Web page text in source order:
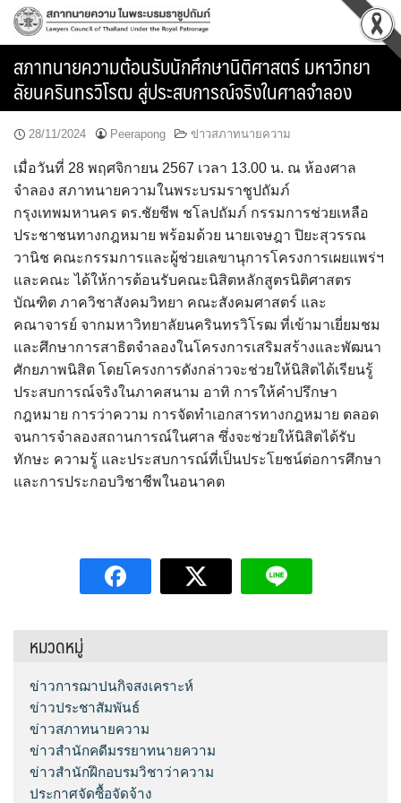
Skip
สภาทนายความต้อนรับนักศึกษานิติศาสตร์ มหาวิทยา
ลัยนครินทรวิโรฒ สู่ประสบการณ์จริงในศาลจำลอง
28/11/2024 Peerapong ข่าวสภาทนายความ
เมื่อวันที่ 28 พฤศจิกายน 2567 เวลา 13.00 น. ณ ห้องศาล
จำลอง สภาทนายความในพระบรมราชูปถัมภ์
กรุงเทพมหานคร ดร.ชัยชีพ ชโลปถัมภ์ กรรมการช่วยเหลือ
ประชาชนทางกฎหมาย พร้อมด้วย นายเจษฎา ปิยะสุวรรณ
วานิช คณะกรรมการและผู้ช่วยเลขานุการโครงการเผยแพร่ฯ
และคณะ ได้ให้การต้อนรับคณะนิสิตหลักสูตรนิติศาสตร
บัณฑิต ภาควิชาสังคมวิทยา คณะสังคมศาสตร์ และ
คณาจารย์ จากมหาวิทยาลัยนครินทรวิโรฒ ที่เข้ามาเยี่ยมชม
และศึกษาการสาธิตจำลองในโครงการเสริมสร้างและพัฒนา
ศักยภาพนิสิต โดยโครงการดังกล่าวจะช่วยให้นิสิตได้เรียนรู้
ประสบการณ์จริงในภาคสนาม อาทิ การให้คำปรึกษา
กฎหมาย การว่าความ การจัดทำเอกสารทางกฎหมาย ตลอด
จนการจำลองสถานการณ์ในศาล ซึ่งจะช่วยให้นิสิตได้รับ
ทักษะ ความรู้ และประสบการณ์ที่เป็นประโยชน์ต่อการศึกษา
และการประกอบวิชาชีพในอนาคต
หมวดหมู่
ข่าวการฌาปนกิจสงเคราะห์
ข่าวประชาสัมพันธ์
ข่าวสภาทนายความ
ข่าวสำนักคดีมรรยาทนายความ
ข่าวสำนักฝึกอบรมวิชาว่าความ
ประกาศจัดซื้อจัดจ้าง